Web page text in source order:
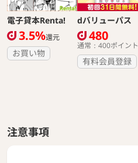
電子貸本Renta!
3.5%還元
お買い物
dバリューパス
480
通常：400ポイント
有料会員登録
注意事項